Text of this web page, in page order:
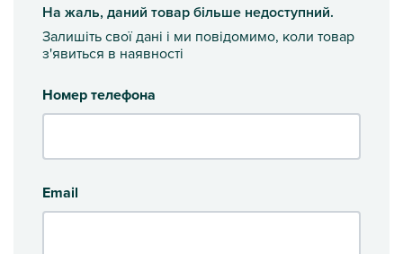
На жаль, даний товар більше недоступний.
Залишіть свої дані і ми повідомимо, коли товар
з'явиться в наявності
Номер телефона
Email